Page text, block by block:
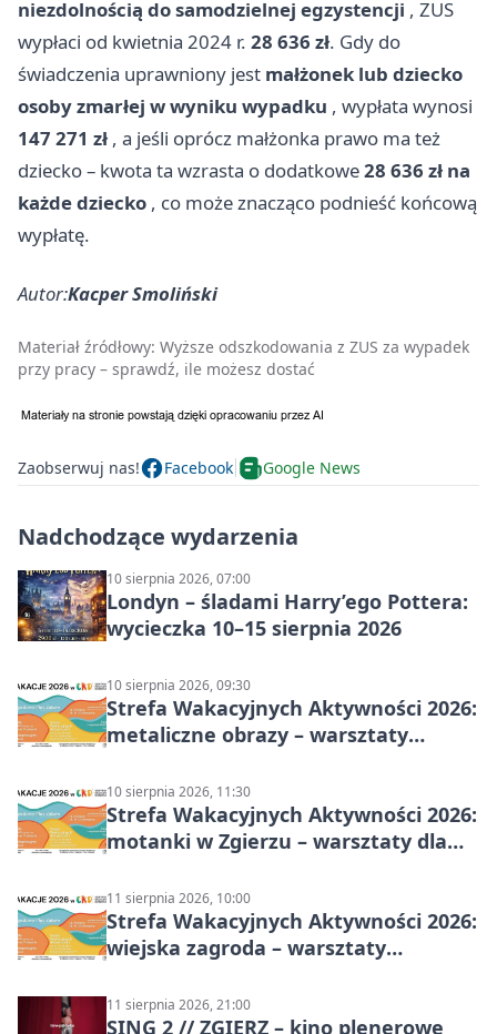
niezdolnością do samodzielnej egzystencji , ZUS
wypłaci od kwietnia 2024 r. 28 636 zł. Gdy do
świadczenia uprawniony jest małżonek lub dziecko
osoby zmarłej w wyniku wypadku , wypłata wynosi
147 271 zł , a jeśli oprócz małżonka prawo ma też
dziecko – kwota ta wzrasta o dodatkowe28 636 zł na
każde dziecko , co może znacząco podnieść końcową
wypłatę.
Autor:Kacper Smoliński
Materiał źródłowy: Wyższe odszkodowania z ZUS za wypadek
przy pracy – sprawdź, ile możesz dostać
Zaobserwuj nas! Facebook Google News
Nadchodzące wydarzenia
10 sierpnia 2026, 07:00
Londyn – śladami Harry’ego Pottera:
wycieczka 10–15 sierpnia 2026
10 sierpnia 2026, 09:30
Strefa Wakacyjnych Aktywności 2026:
metaliczne obrazy – warsztaty
10 sierpnia 2026, 11:30
Strefa Wakacyjnych Aktywności 2026:
motanki w Zgierzu – warsztaty dla
11 sierpnia 2026, 10:00
Strefa Wakacyjnych Aktywności 2026:
wiejska zagroda – warsztaty
11 sierpnia 2026, 21:00
SING 2 // ZGIERZ – kino plenerowe